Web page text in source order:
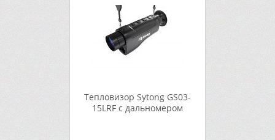
Тепловизор Sytong GS03-
15LRF с дальномером